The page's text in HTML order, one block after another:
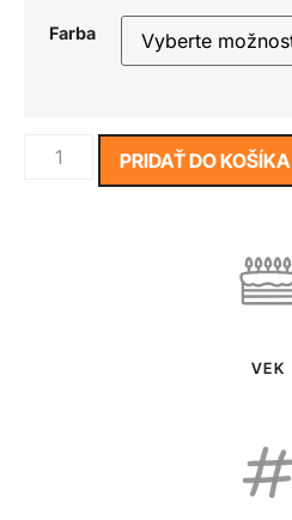
Farba
PRIDAŤ DO KOŠÍKA
VEK